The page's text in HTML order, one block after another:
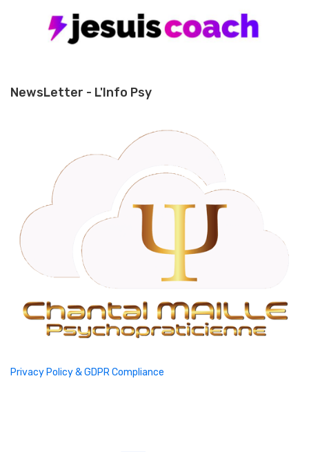
NewsLetter - L'Info Psy
Privacy Policy & GDPR Compliance